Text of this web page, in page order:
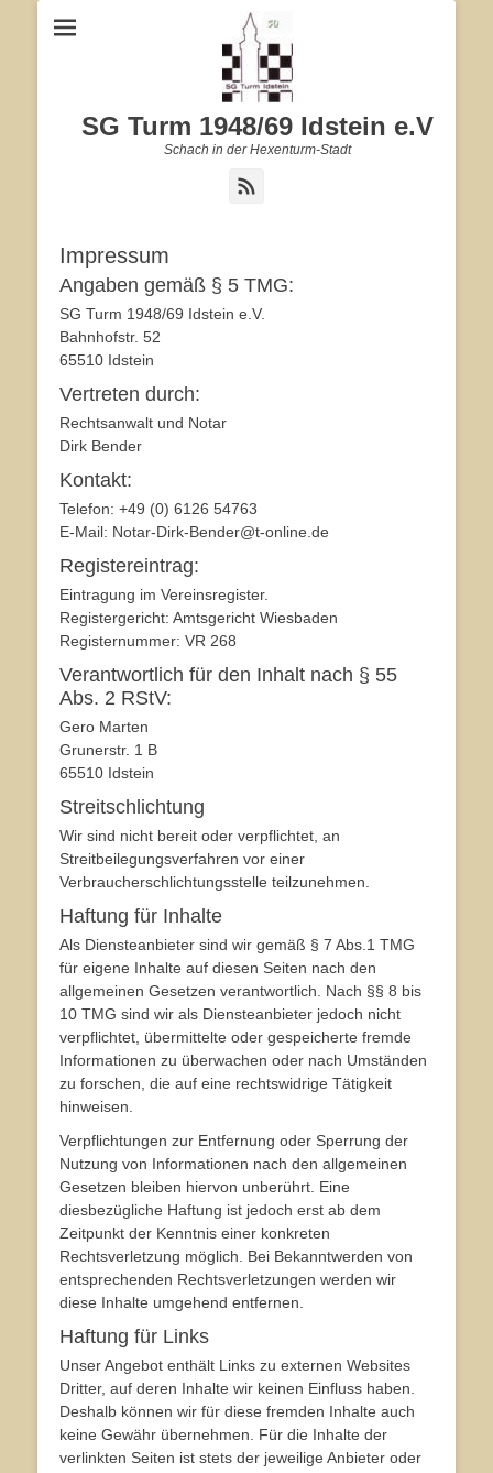
SG Turm 1948/69 Idstein e.V
Schach in der Hexenturm-Stadt
Impressum
Angaben gemäß § 5 TMG:
SG Turm 1948/69 Idstein e.V.
Bahnhofstr. 52
65510 Idstein
Vertreten durch:
Rechtsanwalt und Notar
Dirk Bender
Kontakt:
Telefon: +49 (0) 6126 54763‬
E-Mail: Notar-Dirk-Bender@t-online.de
Registereintrag:
Eintragung im Vereinsregister.
Registergericht: Amtsgericht Wiesbaden
Registernummer: VR 268
Verantwortlich für den Inhalt nach § 55
Abs. 2 RStV:
Gero Marten
Grunerstr. 1 B
65510 Idstein
Streitschlichtung
Wir sind nicht bereit oder verpflichtet, an
Streitbeilegungsverfahren vor einer
Verbraucherschlichtungsstelle teilzunehmen.
Haftung für Inhalte
Als Diensteanbieter sind wir gemäß § 7 Abs.1 TMG
für eigene Inhalte auf diesen Seiten nach den
allgemeinen Gesetzen verantwortlich. Nach §§ 8 bis
10 TMG sind wir als Diensteanbieter jedoch nicht
verpflichtet, übermittelte oder gespeicherte fremde
Informationen zu überwachen oder nach Umständen
zu forschen, die auf eine rechtswidrige Tätigkeit
hinweisen.
Verpflichtungen zur Entfernung oder Sperrung der
Nutzung von Informationen nach den allgemeinen
Gesetzen bleiben hiervon unberührt. Eine
diesbezügliche Haftung ist jedoch erst ab dem
Zeitpunkt der Kenntnis einer konkreten
Rechtsverletzung möglich. Bei Bekanntwerden von
entsprechenden Rechtsverletzungen werden wir
diese Inhalte umgehend entfernen.
Haftung für Links
Unser Angebot enthält Links zu externen Websites
Dritter, auf deren Inhalte wir keinen Einfluss haben.
Deshalb können wir für diese fremden Inhalte auch
keine Gewähr übernehmen. Für die Inhalte der
verlinkten Seiten ist stets der jeweilige Anbieter oder